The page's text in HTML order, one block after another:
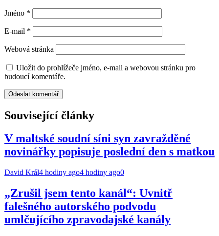
Jméno *
E-mail *
Webová stránka
Uložit do prohlížeče jméno, e-mail a webovou stránku pro
budoucí komentáře.
Související články
V maltské soudní síni syn zavražděné
novinářky popisuje poslední den s matkou
David Král4 hodiny ago4 hodiny ago0
„Zrušil jsem tento kanál“: Uvnitř
falešného autorského podvodu
umlčujícího zpravodajské kanály